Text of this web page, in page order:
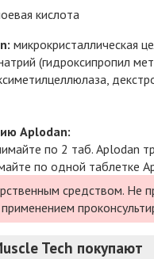
кислота
микрокристаллическая
(гидроксипропил
Aplodan:
по 2 таб. Aplodan
по одной таблетке
средством.
Tech покупают